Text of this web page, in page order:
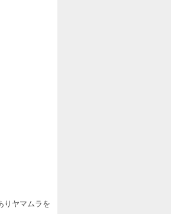
りヤマムラを